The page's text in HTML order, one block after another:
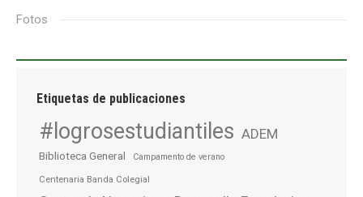
Fotos
Etiquetas de publicaciones
#logrosestudiantiles ADEM
Biblioteca General Campamento de verano
Centenaria Banda Colegial